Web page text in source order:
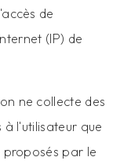
de
(IP) de
ne collecte des
l'utilisateur que
proposés par le